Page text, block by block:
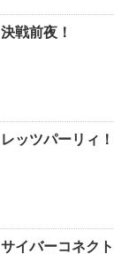
決戦前夜！
レッツパーリィ！
サイバーコネク